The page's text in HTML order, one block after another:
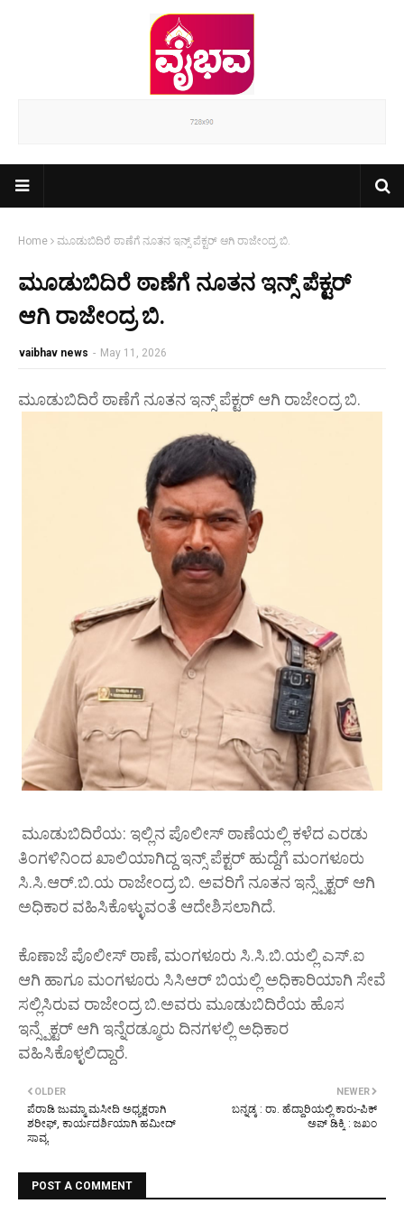
Home ಮೂಡುಬಿದಿರೆ ಠಾಣೆಗೆ ನೂತನ ಇನ್ಸ್ ಪೆಕ್ಟರ್ ಆಗಿ ರಾಜೇಂದ್ರ ಬಿ.
ಮೂಡುಬಿದಿರೆ ಠಾಣೆಗೆ ನೂತನ ಇನ್ಸ್ ಪೆಕ್ಟರ್
ಆಗಿ ರಾಜೇಂದ್ರ ಬಿ.
vaibhav news - May 11, 2026
ಮೂಡುಬಿದಿರೆ ಠಾಣೆಗೆ ನೂತನ ಇನ್ಸ್ ಪೆಕ್ಟರ್ ಆಗಿ ರಾಜೇಂದ್ರ ಬಿ.
ಮೂಡುಬಿದಿರೆಯ: ಇಲ್ಲಿನ ಪೊಲೀಸ್ ಠಾಣೆಯಲ್ಲಿ ಕಳೆದ ಎರಡು
ತಿಂಗಳಿನಿಂದ ಖಾಲಿಯಾಗಿದ್ದ ಇನ್ಸ್ ಪೆಕ್ಟರ್ ಹುದ್ದೆಗೆ ಮಂಗಳೂರು
ಸಿ.ಸಿ.ಆರ್.ಬಿ.ಯ ರಾಜೇಂದ್ರ ಬಿ. ಅವರಿಗೆ ನೂತನ ಇನ್ಸ್ಪೆಕ್ಟರ್ ಆಗಿ
ಅಧಿಕಾರ ವಹಿಸಿಕೊಳ್ಳುವಂತೆ ಆದೇಶಿಸಲಾಗಿದೆ.
ಕೊಣಾಜೆ ಪೊಲೀಸ್ ಠಾಣೆ, ಮಂಗಳೂರು ಸಿ.ಸಿ.ಬಿ.ಯಲ್ಲಿ ಎಸ್.ಐ
ಆಗಿ ಹಾಗೂ ಮಂಗಳೂರು ಸಿಸಿಆರ್ ಬಿಯಲ್ಲಿ ಅಧಿಕಾರಿಯಾಗಿ ಸೇವೆ
ಸಲ್ಲಿಸಿರುವ ರಾಜೇಂದ್ರ ಬಿ.ಅವರು ಮೂಡುಬಿದಿರೆಯ ಹೊಸ
ಇನ್ಸ್ಪೆಕ್ಟರ್ ಆಗಿ ಇನ್ನೆರಡ್ಮೂರು ದಿನಗಳಲ್ಲಿ ಅಧಿಕಾರ
ವಹಿಸಿಕೊಳ್ಳಲಿದ್ದಾರೆ.
NEWER
ಬನ್ನಡ್ಕ : ರಾ. ಹೆದ್ದಾರಿಯಲ್ಲಿ ಕಾರು-ಪಿಕ್
ಅಪ್ ಡಿಕ್ಕಿ : ಜಖಂ
OLDER
ಪೆರಾಡಿ ಜುಮ್ಮಾ ಮಸೀದಿ ಅಧ್ಯಕ್ಷರಾಗಿ
ಶರೀಫ್, ಕಾರ್ಯದರ್ಶಿಯಾಗಿ ಹಮೀದ್
ಸಾವ್ಯ
POST A COMMENT